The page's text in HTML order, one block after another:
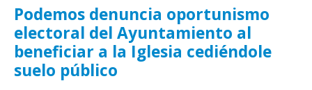
Consejo Ciudadano Municipal
Actas Consejo Ciudadano
Actas Asamblea Ciudadana
Podemos denuncia oportunismo
electoral del Ayuntamiento al
beneficiar a la Iglesia cediéndole
suelo público